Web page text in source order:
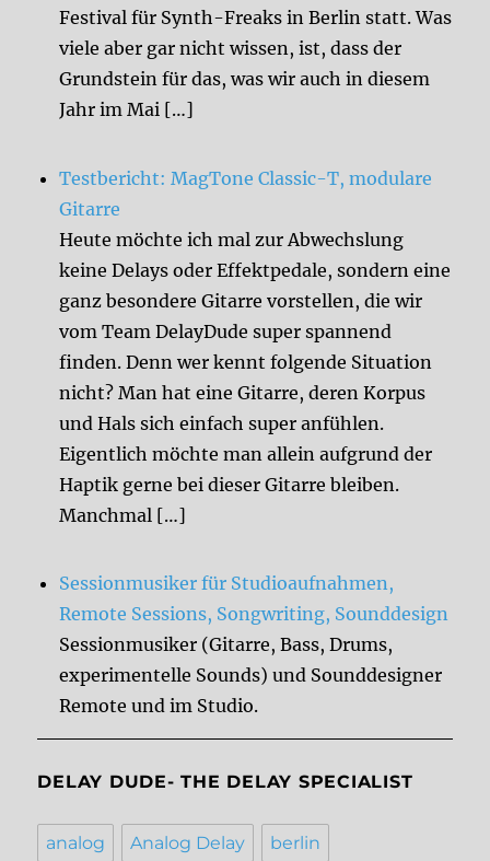
Festival für Synth-Freaks in Berlin statt. Was
viele aber gar nicht wissen, ist, dass der
Grundstein für das, was wir auch in diesem
Jahr im Mai […]
Testbericht: MagTone Classic-T, modulare
Gitarre
Heute möchte ich mal zur Abwechslung
keine Delays oder Effektpedale, sondern eine
ganz besondere Gitarre vorstellen, die wir
vom Team DelayDude super spannend
finden. Denn wer kennt folgende Situation
nicht? Man hat eine Gitarre, deren Korpus
und Hals sich einfach super anfühlen.
Eigentlich möchte man allein aufgrund der
Haptik gerne bei dieser Gitarre bleiben.
Manchmal […]
Sessionmusiker für Studioaufnahmen,
Remote Sessions, Songwriting, Sounddesign
Sessionmusiker (Gitarre, Bass, Drums,
experimentelle Sounds) und Sounddesigner
Remote und im Studio.
DELAY DUDE- THE DELAY SPECIALIST
analog Analog Delay berlin